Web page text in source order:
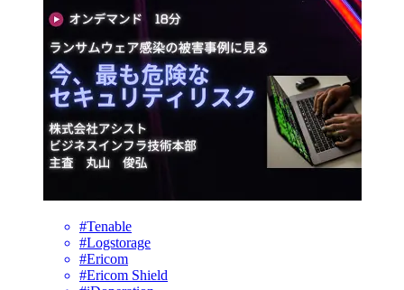
#Tenable
#Logstorage
#Ericom
#Ericom Shield